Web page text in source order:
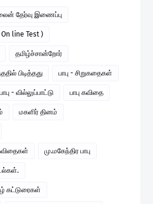
தேர்வு இணைப்பு
line Test )
தமிழ்ச்சான்றோர்
பிடித்தது பாபு - சிறுகதைகள்
பாபு - வில்லுப்பாட்டு பாபு கவிதை
மகளிர் தினம்
மு.மகேந்திர பாபு
கட்டுரைகள்